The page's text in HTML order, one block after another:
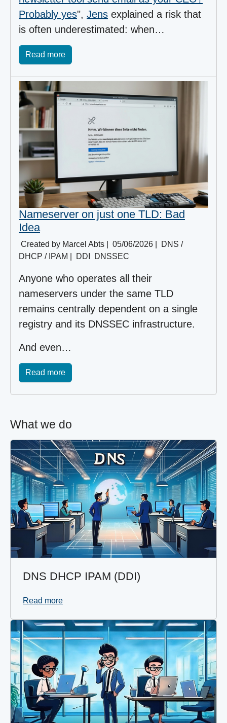
Probably yes", Jens explained a risk that
is often underestimated: when…
Read more
Nameserver on just one TLD: Bad
Idea
Created by Marcel Abts | 05/06/2026
DNS /
DHCP / IPAM
DDI DNSSEC
Anyone who operates all their
nameservers under the same TLD
remains centrally dependent on a single
registry and its DNSSEC infrastructure.
And even…
Read more
What we do
DNS DHCP IPAM (DDI)
Read more